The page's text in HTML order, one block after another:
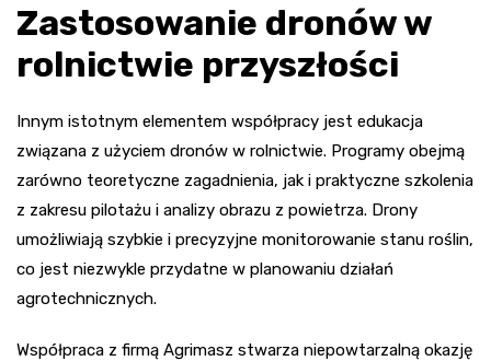
Zastosowanie dronów w
rolnictwie przyszłości
Innym istotnym elementem współpracy jest edukacja
związana z użyciem dronów w rolnictwie. Programy obejmą
zarówno teoretyczne zagadnienia, jak i praktyczne szkolenia
z zakresu pilotażu i analizy obrazu z powietrza. Drony
umożliwiają szybkie i precyzyjne monitorowanie stanu roślin,
co jest niezwykle przydatne w planowaniu działań
agrotechnicznych.
Współpraca z firmą Agrimasz stwarza niepowtarzalną okazję